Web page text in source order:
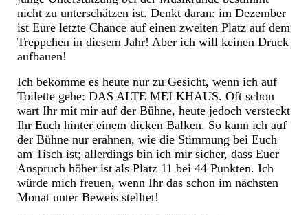
nicht zu unterschätzen ist. Denkt daran: im Dezember
ist Eure letzte Chance auf einen zweiten Platz auf dem
Treppchen in diesem Jahr! Aber ich will keinen Druck
aufbauen!
Ich bekomme es heute nur zu Gesicht, wenn ich auf
Toilette gehe: DAS ALTE MELKHAUS. Oft schon
wart Ihr mit mir auf der Bühne, heute jedoch versteckt
Ihr Euch hinter einem dicken Balken. So kann ich auf
der Bühne nur erahnen, wie die Stimmung bei Euch
am Tisch ist; allerdings bin ich mir sicher, dass Euer
Anspruch höher ist als Platz 11 bei 44 Punkten. Ich
würde mich freuen, wenn Ihr das schon im nächsten
Monat unter Beweis stelltet!